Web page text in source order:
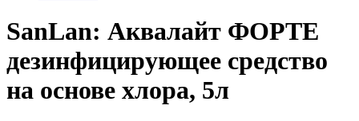
SanLan: Аквалайт ФОРТЕ
дезинфицирующее средство
на основе хлора, 5л